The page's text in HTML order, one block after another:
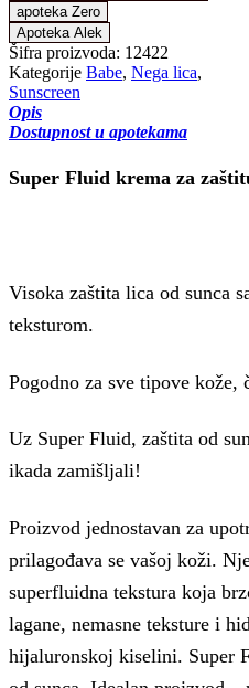
apoteka Zero
Apoteka Alek
Šifra proizvoda: 12422
Kategorije Babe, Nega lica,
Sunscreen
Opis
Dostupnost u apotekama
Super Fluid krema za
Visoka zaštita lica od sunca
teksturom.
Pogodno za sve tipove
Uz Super Fluid, zaštita od
ikada zamišljali!
Proizvod jednostavan za
prilagođava se vašoj koži.
superfluidna tekstura koja
lagane, nemasne teksture i
hijaluronskoj kiselini. Super